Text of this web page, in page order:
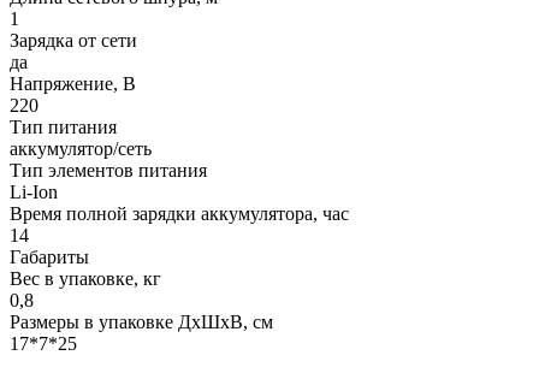
1
Зарядка от сети
да
Напряжение, В
220
Тип питания
аккумулятор/сеть
Тип элементов питания
Li-Ion
Время полной зарядки аккумулятора, час
14
Габариты
Вес в упаковке, кг
0,8
Размеры в упаковке ДxШxВ, см
17*7*25